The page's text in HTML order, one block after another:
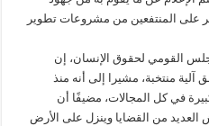
على المنتفعين من مشروعات تطوير
القومي لحقوق الإنسان، إن
منتخبة، مشيرا إلى أنه منذ
في كل المجالات، مضيفًا أن
العديد من القضايا وينزل على الأرض